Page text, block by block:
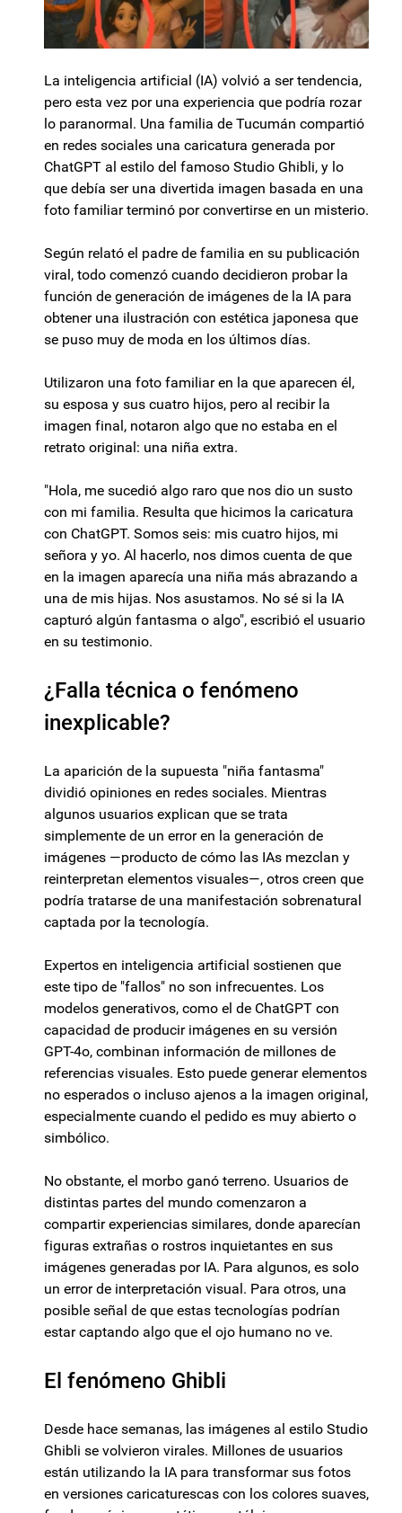
La inteligencia artificial (IA) volvió a ser tendencia,
pero esta vez por una experiencia que podría rozar
lo paranormal. Una familia de Tucumán compartió
en redes sociales una caricatura generada por
ChatGPT al estilo del famoso Studio Ghibli, y lo
que debía ser una divertida imagen basada en una
foto familiar terminó por convertirse en un misterio.
Según relató el padre de familia en su publicación
viral, todo comenzó cuando decidieron probar la
función de generación de imágenes de la IA para
obtener una ilustración con estética japonesa que
se puso muy de moda en los últimos días.
Utilizaron una foto familiar en la que aparecen él,
su esposa y sus cuatro hijos, pero al recibir la
imagen final, notaron algo que no estaba en el
retrato original: una niña extra.
"Hola, me sucedió algo raro que nos dio un susto
con mi familia. Resulta que hicimos la caricatura
con ChatGPT. Somos seis: mis cuatro hijos, mi
señora y yo. Al hacerlo, nos dimos cuenta de que
en la imagen aparecía una niña más abrazando a
una de mis hijas. Nos asustamos. No sé si la IA
capturó algún fantasma o algo", escribió el usuario
en su testimonio.
¿Falla técnica o fenómeno
inexplicable?
La aparición de la supuesta "niña fantasma"
dividió opiniones en redes sociales. Mientras
algunos usuarios explican que se trata
simplemente de un error en la generación de
imágenes —producto de cómo las IAs mezclan y
reinterpretan elementos visuales—, otros creen que
podría tratarse de una manifestación sobrenatural
captada por la tecnología.
Expertos en inteligencia artificial sostienen que
este tipo de "fallos" no son infrecuentes. Los
modelos generativos, como el de ChatGPT con
capacidad de producir imágenes en su versión
GPT-4o, combinan información de millones de
referencias visuales. Esto puede generar elementos
no esperados o incluso ajenos a la imagen original,
especialmente cuando el pedido es muy abierto o
simbólico.
No obstante, el morbo ganó terreno. Usuarios de
distintas partes del mundo comenzaron a
compartir experiencias similares, donde aparecían
figuras extrañas o rostros inquietantes en sus
imágenes generadas por IA. Para algunos, es solo
un error de interpretación visual. Para otros, una
posible señal de que estas tecnologías podrían
estar captando algo que el ojo humano no ve.
El fenómeno Ghibli
Desde hace semanas, las imágenes al estilo Studio
Ghibli se volvieron virales. Millones de usuarios
están utilizando la IA para transformar sus fotos
en versiones caricaturescas con los colores suaves,